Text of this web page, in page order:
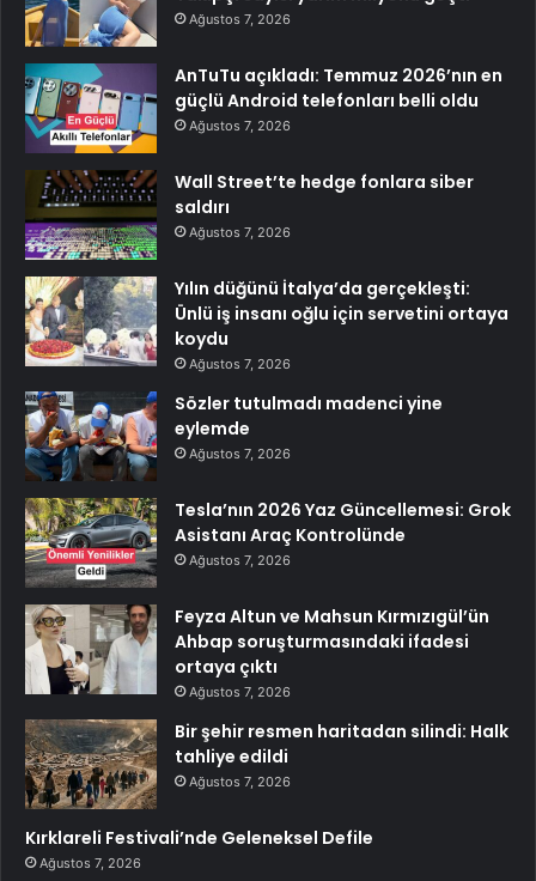
Ağustos 7, 2026
AnTuTu açıkladı: Temmuz 2026’nın en
güçlü Android telefonları belli oldu
Ağustos 7, 2026
Wall Street’te hedge fonlara siber
saldırı
Ağustos 7, 2026
Yılın düğünü İtalya’da gerçekleşti:
Ünlü iş insanı oğlu için servetini ortaya
koydu
Ağustos 7, 2026
Sözler tutulmadı madenci yine
eylemde
Ağustos 7, 2026
Tesla’nın 2026 Yaz Güncellemesi: Grok
Asistanı Araç Kontrolünde
Ağustos 7, 2026
Feyza Altun ve Mahsun Kırmızıgül’ün
Ahbap soruşturmasındaki ifadesi
ortaya çıktı
Ağustos 7, 2026
Bir şehir resmen haritadan silindi: Halk
tahliye edildi
Ağustos 7, 2026
Kırklareli Festivali’nde Geleneksel Defile
Ağustos 7, 2026